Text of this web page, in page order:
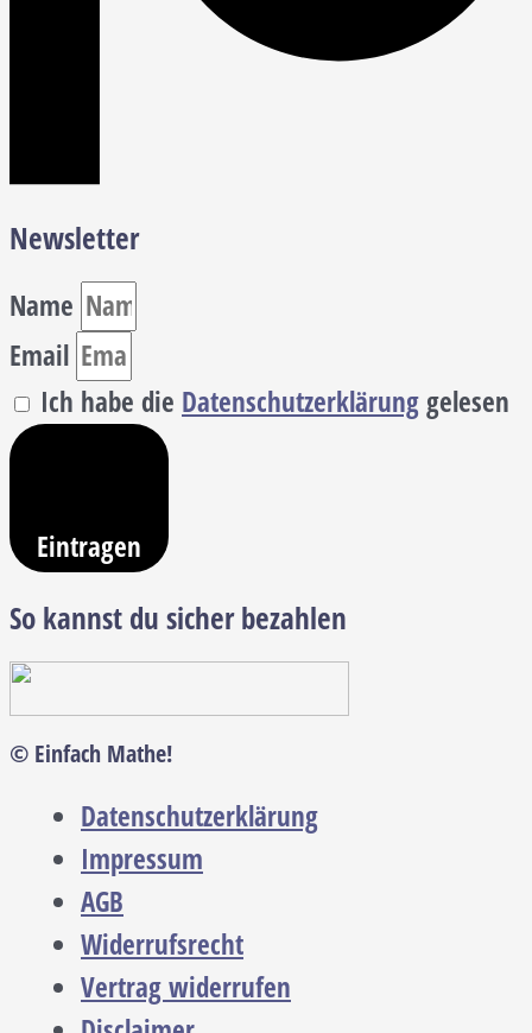
Newsletter
Name
Email
Ich habe die Datenschutzerklärung gelesen
Eintragen
So kannst du sicher bezahlen
© Einfach Mathe!
Datenschutzerklärung
Impressum
AGB
Widerrufsrecht
Vertrag widerrufen